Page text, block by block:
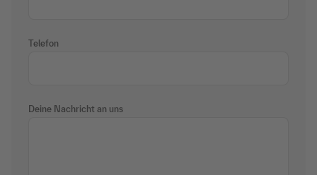
Telefon
Deine Nachricht an uns